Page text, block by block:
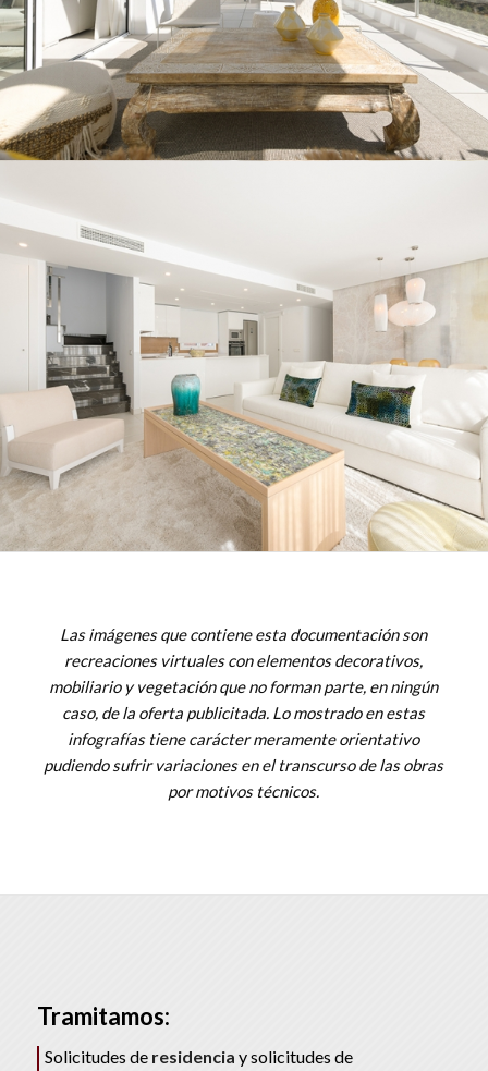
Las imágenes que contiene esta documentación son
recreaciones virtuales con elementos decorativos,
mobiliario y vegetación que no forman parte, en ningún
caso, de la oferta publicitada. Lo mostrado en estas
infografías tiene carácter meramente orientativo
pudiendo sufrir variaciones en el transcurso de las obras
por motivos técnicos.
Tramitamos:
Solicitudes de residencia y solicitudes de